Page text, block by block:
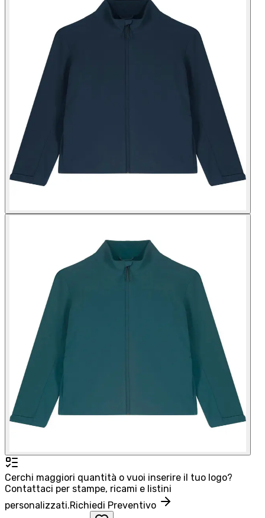
Cerchi maggiori quantità o vuoi inserire il tuo logo?
Contattaci per stampe, ricami e listini
personalizzati.Richiedi Preventivo